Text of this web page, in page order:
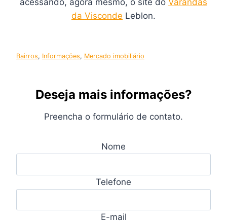
da Visconde Leblon.
Bairros, Informações, Mercado imobiliário
Deseja mais informações?
Preencha o formulário de contato.
Nome
Telefone
E-mail